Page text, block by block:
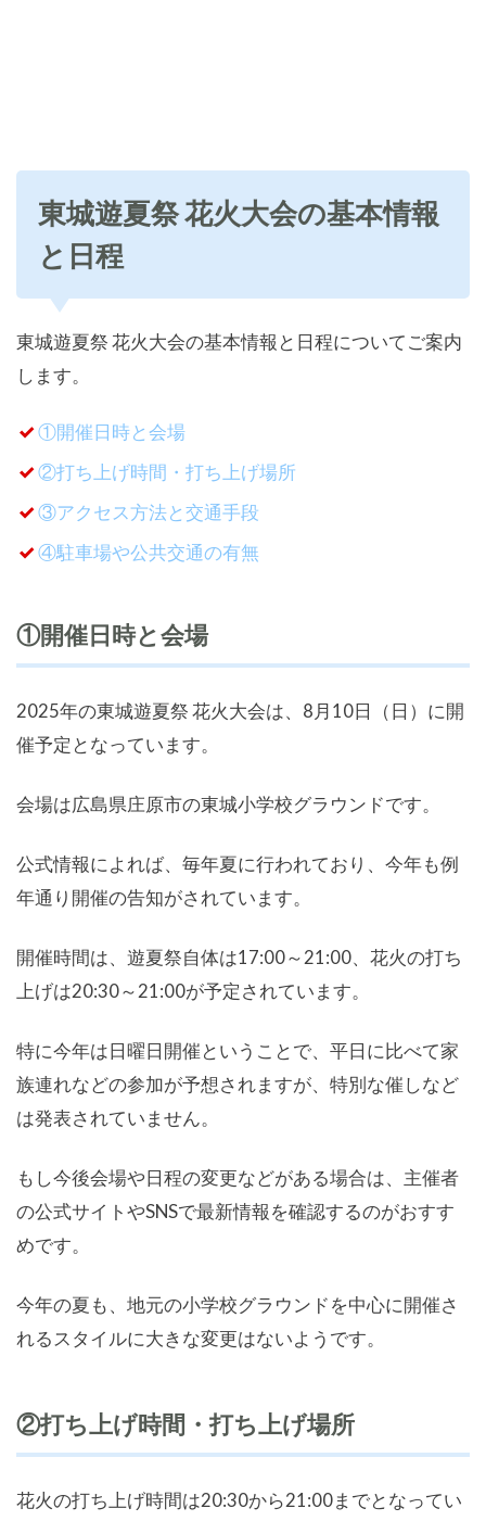
東城遊夏祭 花火大会の基本情報
と日程
東城遊夏祭 花火大会の基本情報と日程についてご案内
します。
①開催日時と会場
②打ち上げ時間・打ち上げ場所
③アクセス方法と交通手段
④駐車場や公共交通の有無
①開催日時と会場
2025年の東城遊夏祭 花火大会は、8月10日（日）に開
催予定となっています。
会場は広島県庄原市の東城小学校グラウンドです。
公式情報によれば、毎年夏に行われており、今年も例
年通り開催の告知がされています。
開催時間は、遊夏祭自体は17:00～21:00、花火の打ち
上げは20:30～21:00が予定されています。
特に今年は日曜日開催ということで、平日に比べて家
族連れなどの参加が予想されますが、特別な催しなど
は発表されていません。
もし今後会場や日程の変更などがある場合は、主催者
の公式サイトやSNSで最新情報を確認するのがおすす
めです。
今年の夏も、地元の小学校グラウンドを中心に開催さ
れるスタイルに大きな変更はないようです。
②打ち上げ時間・打ち上げ場所
花火の打ち上げ時間は20:30から21:00までとなってい